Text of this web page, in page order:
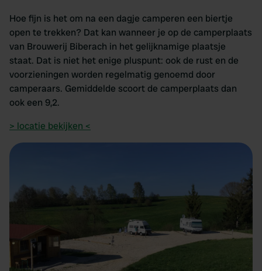
Hoe fijn is het om na een dagje camperen een biertje
open te trekken? Dat kan wanneer je op de camperplaats
van Brouwerij Biberach in het gelijknamige plaatsje
staat. Dat is niet het enige pluspunt: ook de rust en de
voorzieningen worden regelmatig genoemd door
camperaars. Gemiddelde scoort de camperplaats dan
ook een 9,2.
> locatie bekijken <